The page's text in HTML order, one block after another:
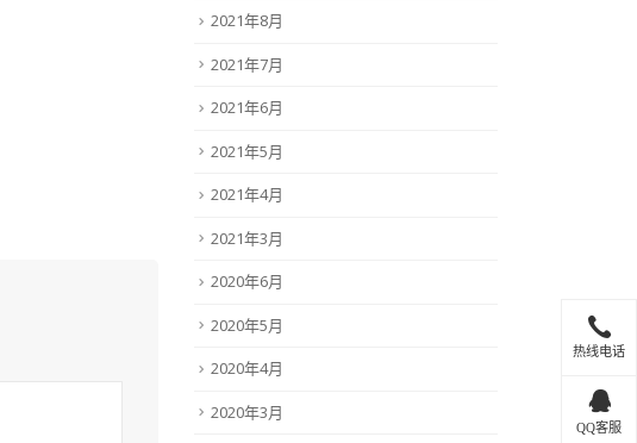
热线电话
QQ客服
2021年8月
2021年7月
2021年6月
2021年5月
2021年4月
2021年3月
2020年6月
2020年5月
2020年4月
2020年3月